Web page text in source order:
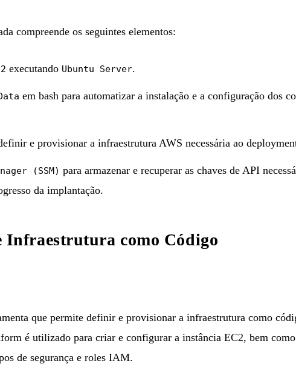
compreende os seguintes elementos:
executando Ubuntu Server.
em bash para automatizar a instalação e a configuração dos
e provisionar a infraestrutura AWS necessária ao
(SSM) para armazenar e recuperar as chaves de API
da implantação.
Infraestrutura como Código
que permite definir e provisionar a infraestrutura como
é utilizado para criar e configurar a instância EC2, bem
de segurança e roles IAM.